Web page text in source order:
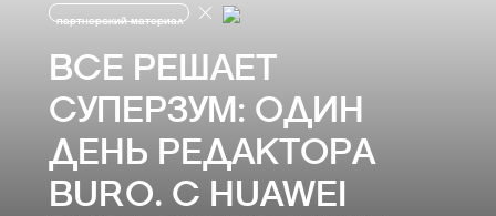
партнерский материал
ВСЕ РЕШАЕТ
СУПЕРЗУМ: ОДИН
ДЕНЬ РЕДАКТОРА
BURO. С HUAWEI